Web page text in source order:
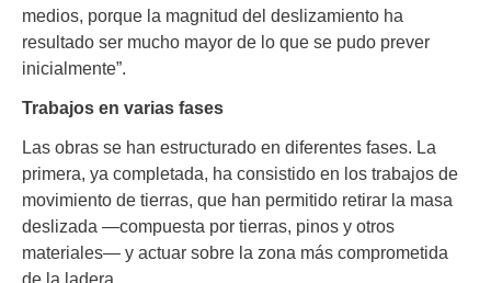
medios, porque la magnitud del deslizamiento ha
resultado ser mucho mayor de lo que se pudo prever
inicialmente”.
Trabajos en varias fases
Las obras se han estructurado en diferentes fases. La
primera, ya completada, ha consistido en los trabajos de
movimiento de tierras, que han permitido retirar la masa
deslizada —compuesta por tierras, pinos y otros
materiales— y actuar sobre la zona más comprometida
de la ladera.